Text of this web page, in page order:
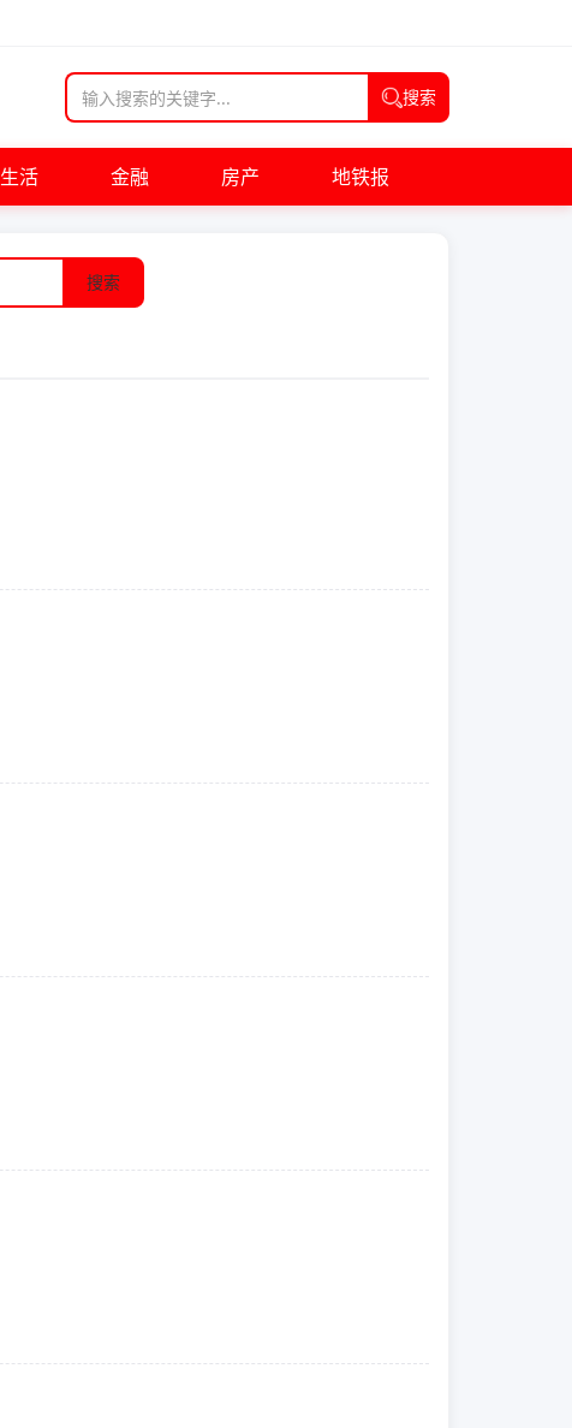
搜索
生活 金融 房产 地铁报
搜索